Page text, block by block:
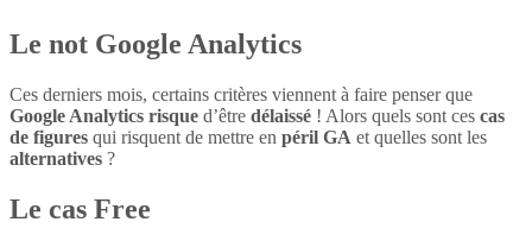
Le not Google Analytics
Ces derniers mois, certains critères viennent à faire penser que
Google Analytics risque d’être délaissé ! Alors quels sont ces cas
de figures qui risquent de mettre en péril GA et quelles sont les
alternatives ?
Le cas Free